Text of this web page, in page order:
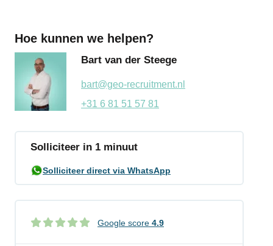
Hoe kunnen we helpen?
Bart van der Steege
bart@geo-recruitment.nl
+31 6 81 51 57 81
Solliciteer in 1 minuut
Solliciteer direct via WhatsApp
Google score 4.9